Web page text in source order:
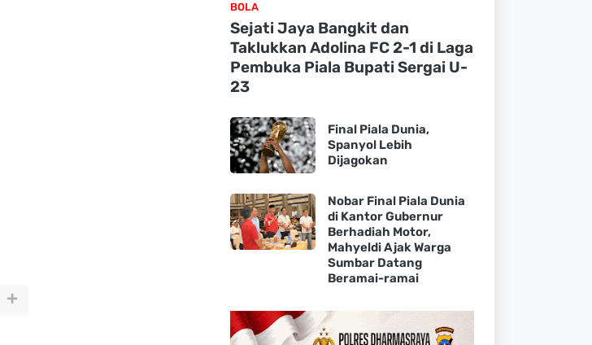
BOLA
Sejati Jaya Bangkit dan
Taklukkan Adolina FC 2-1 di Laga
Pembuka Piala Bupati Sergai U-
23
Final Piala Dunia,
Spanyol Lebih
Dijagokan
Nobar Final Piala Dunia
di Kantor Gubernur
Berhadiah Motor,
Mahyeldi Ajak Warga
Sumbar Datang
Beramai-ramai